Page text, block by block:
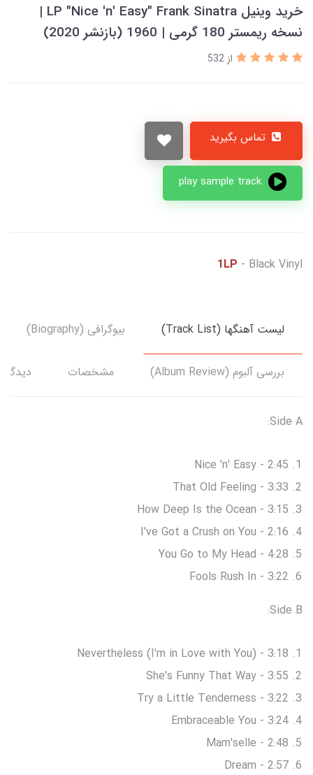
خرید وینیل LP "Nice 'n' Easy" Frank Sinatra |
نسخه ریمستر 180 گرمی | 1960 (بازنشر 2020)
از 532
تماس بگیرید
1LP - Black Vinyl
لیست آهنگها (Track List) بیوگرافی (Biography)
بررسی آلبوم (Album Review) مشخصات
Side A:
Nice 'n' Easy - 2:45
That Old Feeling - 3:33
How Deep Is the Ocean - 3:15
I've Got a Crush on You - 2:16
You Go to My Head - 4:28
Fools Rush In - 3:22
Side B:
Nevertheless (I'm in Love with You) - 3:18
She's Funny That Way - 3:55
Try a Little Tenderness - 3:22
Embraceable You - 3:24
Mam'selle - 2:48
Dream - 2:57